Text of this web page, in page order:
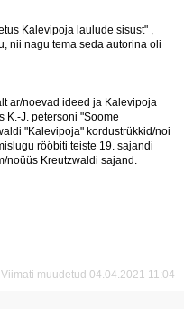
Kalevipoja laulude sisust" ,
nii nagu tema seda autorina oli
ar/noevad ideed ja Kalevipoja
K.-J. petersoni "Soome
"Kalevipoja" kordustrükkid/noi
rööbiti teiste 19. sajandi
noüüs Kreutzwaldi sajand.
Viimati muudetud 04.04.2021 11:04